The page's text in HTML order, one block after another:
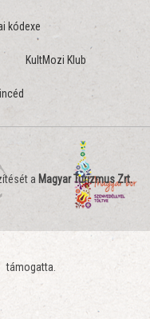
kódexe
KultMozi Klub
a Magyar Turizmus Zrt.
támogatta.